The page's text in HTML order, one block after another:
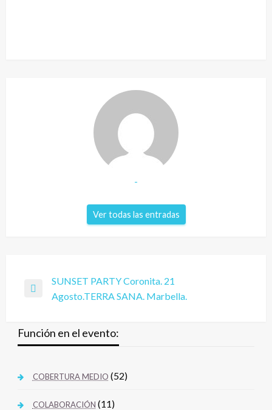
-
Ver todas las entradas
SUNSET PARTY Coronita. 21
Agosto.TERRA SANA. Marbella.
Función en el evento:
COBERTURA MEDIO (52)
COLABORACIÓN (11)